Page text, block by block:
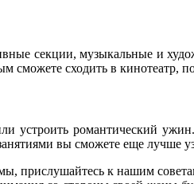
секции, музыкальные и
сможете сходить в кинотеатр,
романтический
вы сможете еще лучше
прислушайтесь к нашим